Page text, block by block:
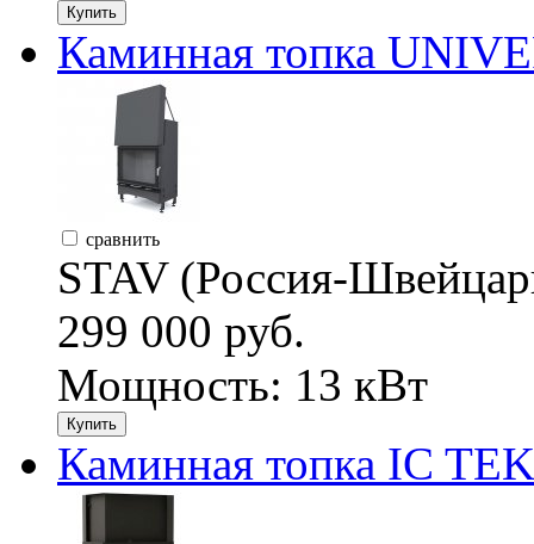
Купить
Каминная топка
сравнить
STAV (Россия-
299 000 руб.
Мощность: 13 кВт
Купить
Каминная топка IC